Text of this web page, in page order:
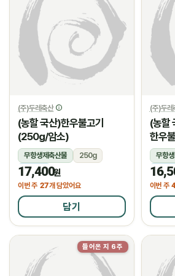
(주)두레축산
(농할 국산)한우불고기
(250g/암소)
무항생제축산물
250g
냉장
17,400원
이번 주 27개 담았어요
담기
(주)두레
(농할
한우
무항
냉
이번 주
들어온 지 6주